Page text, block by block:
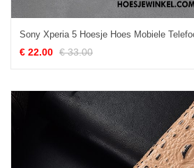
€ 22.00 € 33.00